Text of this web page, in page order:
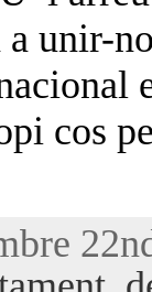
unir-
cos